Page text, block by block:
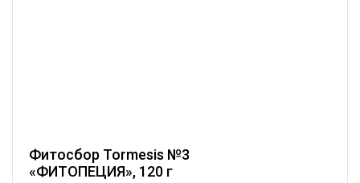
Фитосбор Tormesis №3
«ФИТОПЕЦИЯ», 120 г